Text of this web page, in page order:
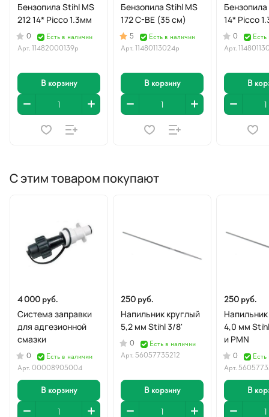
Бензопила Stihl MS
212 14* Picco 1.3мм
0
Есть в наличии
Арт.11482000139р
В корзину
Бензопила Stihl MS
172 C-BE (35 см)
5
Есть в наличии
Арт.11480113024р
В корзину
Бензопила
14* Picco
0
Арт.
В
С этим товаром покупают
4 000 руб.
Система заправки
для адгезионной
смазки
0
Есть в наличии
Арт.00008905004
В корзину
250 руб.
Напильник круглый
5,2 мм Stihl 3/8'
0
Есть в наличии
Арт.56057735212
В корзину
250 руб.
4,0 мм
и PMN
0
Арт.
В